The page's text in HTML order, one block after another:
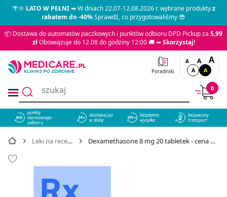
🌴🌞LATO W PEŁNI➡ W dniach 22.07-12.08.2026 r. wybrane produktyz
rabatem do -40%Sprawdź, co przygotowaliśmy 😎
📦 Dostawa do automatów paczkowych i punktów odbioru DPD Pickup za 5,99
złObowiązuje do 12.08 do godziny 12:00 🚚 ➡Skorzystaj!
Poradniki
A A A
A A
0
858
punkty
darmowego
odbioru
dostawa już
w dobę
bezpłatna
wysyłka
bezpieczny
transport
Leki na receptę Dexamethasone 8 mg 20 tabletek - cena 17,99 zł